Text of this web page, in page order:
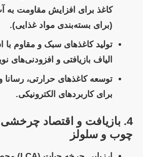
کاغذ برای افزایش مقاومت به
(برای بسته‌بندی مواد غذایی).
تولید کاغذهای سبک و مقاوم با
الیاف بازیافتی و افزودنی‌های
توسعه کاغذهای حرارتی، رسانا
برای کاربردهای الکترونیکی.
4. بازیافت و اقتصاد
چوب و سلولز